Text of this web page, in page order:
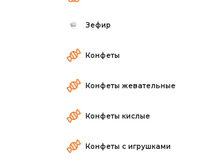
Зефир
Конфеты
Конфеты жевательные
Конфеты кислые
Конфеты с игрушками